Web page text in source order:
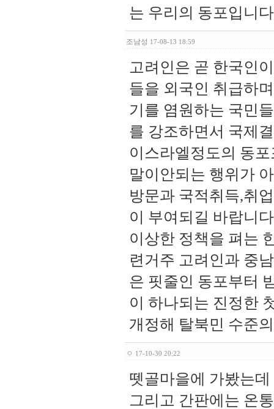
는 우리의 동포입니
조남성 17-08-13 18:59
고려인은 곧 한국인
들을 외국인 취급하
기를 염원하는 국민
를 강조하면서 국제
이스라엘정도의 동
말이안되는 행위가
방문과 국적취득,취
이 부여되길 바랍니
이상한 정책을 펴는
련거주 고려인과 중
은 핏줄인 동포부터
이 하나되는 진정한
개정해 탈북민 수준
ㅇ 17-10-30 20:22
뗏골마을에 가봤는
그리고 간판에는 온